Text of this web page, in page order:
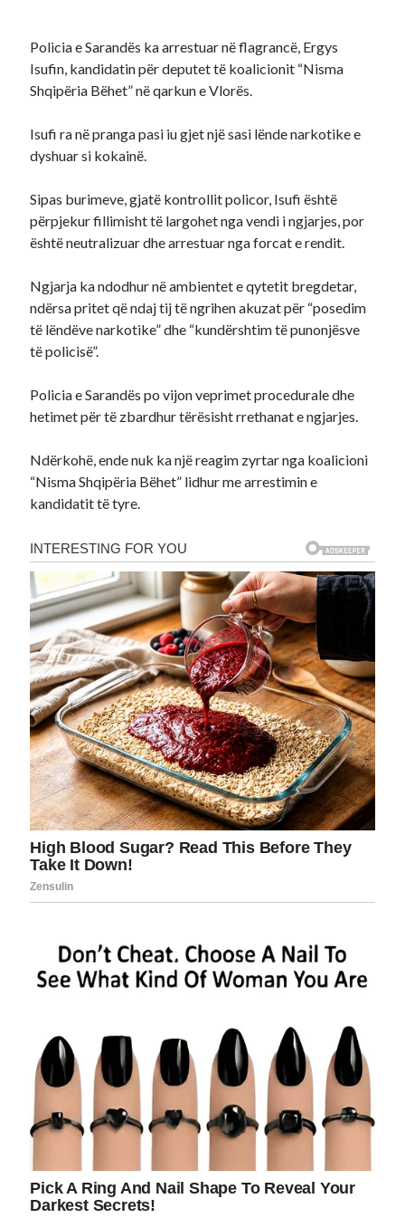
Policia e Sarandës ka arrestuar në flagrancë, Ergys
Isufin, kandidatin për deputet të koalicionit “Nisma
Shqipëria Bëhet” në qarkun e Vlorës.
Isufi ra në pranga pasi iu gjet një sasi lënde narkotike e
dyshuar si kokainë.
Sipas burimeve, gjatë kontrollit policor, Isufi është
përpjekur fillimisht të largohet nga vendi i ngjarjes, por
është neutralizuar dhe arrestuar nga forcat e rendit.
Ngjarja ka ndodhur në ambientet e qytetit bregdetar,
ndërsa pritet që ndaj tij të ngrihen akuzat për “posedim
të lëndëve narkotike” dhe “kundërshtim të punonjësve
të policisë”.
Policia e Sarandës po vijon veprimet procedurale dhe
hetimet për të zbardhur tërësisht rrethanat e ngjarjes.
Ndërkohë, ende nuk ka një reagim zyrtar nga koalicioni
“Nisma Shqipëria Bëhet” lidhur me arrestimin e
kandidatit të tyre.